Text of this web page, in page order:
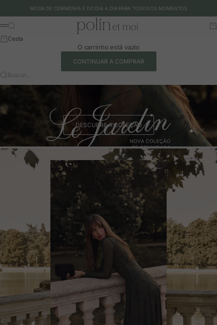
MODA DE CERIMÓNIA E DO DIA A DIA PARA TODOS OS MOMENTOS
Polín et moi - EU
Menu
Buscar
Cesta
O carrinho está vazio
CONTINUAR A COMPRAR
Buscar…
DESCUBRE A COLEÇÃO
Ir para o
Ir para